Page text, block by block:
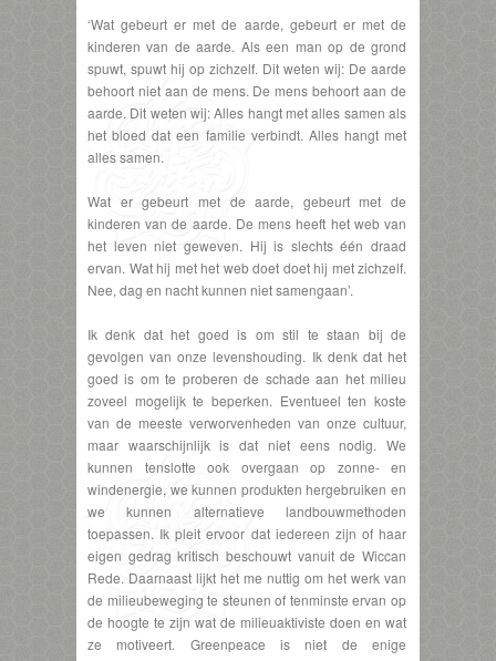
‘Wat gebeurt er met de aarde, gebeurt er met de
kinderen van de aarde. Als een man op de grond
spuwt, spuwt hij op zichzelf. Dit weten wij: De aarde
behoort niet aan de mens. De mens behoort aan de
aarde. Dit weten wij: Alles hangt met alles samen als
het bloed dat een familie verbindt. Alles hangt met
alles samen.
Wat er gebeurt met de aarde, gebeurt met de
kinderen van de aarde. De mens heeft het web van
het leven niet geweven. Hij is slechts één draad
ervan. Wat hij met het web doet doet hij met zichzelf.
Nee, dag en nacht kunnen niet samengaan’.
Ik denk dat het goed is om stil te staan bij de
gevolgen van onze levenshouding. Ik denk dat het
goed is om te proberen de schade aan het milieu
zoveel mogelijk te beperken. Eventueel ten koste
van de meeste verworvenheden van onze cultuur,
maar waarschijnlijk is dat niet eens nodig. We
kunnen tenslotte ook overgaan op zonne- en
windenergie, we kunnen produkten hergebruiken en
we kunnen alternatieve landbouwmethoden
toepassen. Ik pleit ervoor dat iedereen zijn of haar
eigen gedrag kritisch beschouwt vanuit de Wiccan
Rede. Daarnaast lijkt het me nuttig om het werk van
de milieubeweging te steunen of tenminste ervan op
de hoogte te zijn wat de milieuaktiviste doen en wat
ze motiveert. Greenpeace is niet de enige